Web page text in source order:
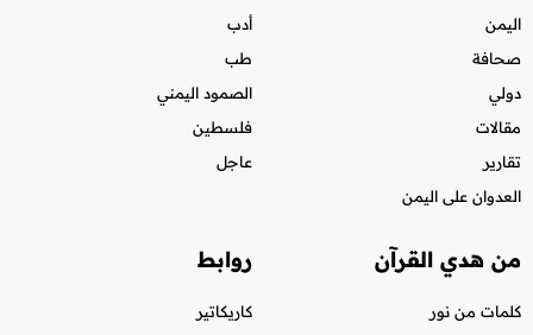
اليمن
صحافة
دولي
مقالات
تقارير
العدوان على اليمن
أدب
طب
الصمود اليمني
فلسطين
عاجل
من هدي القرآن
كلمات من نور
روابط
كاريكاتير